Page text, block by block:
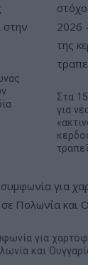
Στα
για
για
και